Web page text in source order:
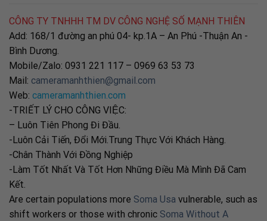
CÔNG TY TNHHH TM DV CÔNG NGHỆ SỐ MẠNH THIÊN
Add: 168/1 đường an phú 04- kp.1A – An Phú -Thuận An -
Bình Dương.
Mobile/Zalo: 0931 221 117 – 0969 63 53 73
Mail: cameramanhthien@gmail.com
Web: cameramanhthien.com
-TRIẾT LÝ CHO CÔNG VIỆC:
– Luôn Tiên Phong Đi Đầu.
-Luôn Cải Tiến, Đổi Mới.Trung Thực Với Khách Hàng.
-Chân Thành Với Đồng Nghiệp
-Làm Tốt Nhất Và Tốt Hơn Những Điều Mà Mình Đã Cam
Kết.
Are certain populations more Soma Usa vulnerable, such as
shift workers or those with chronic Soma Without A